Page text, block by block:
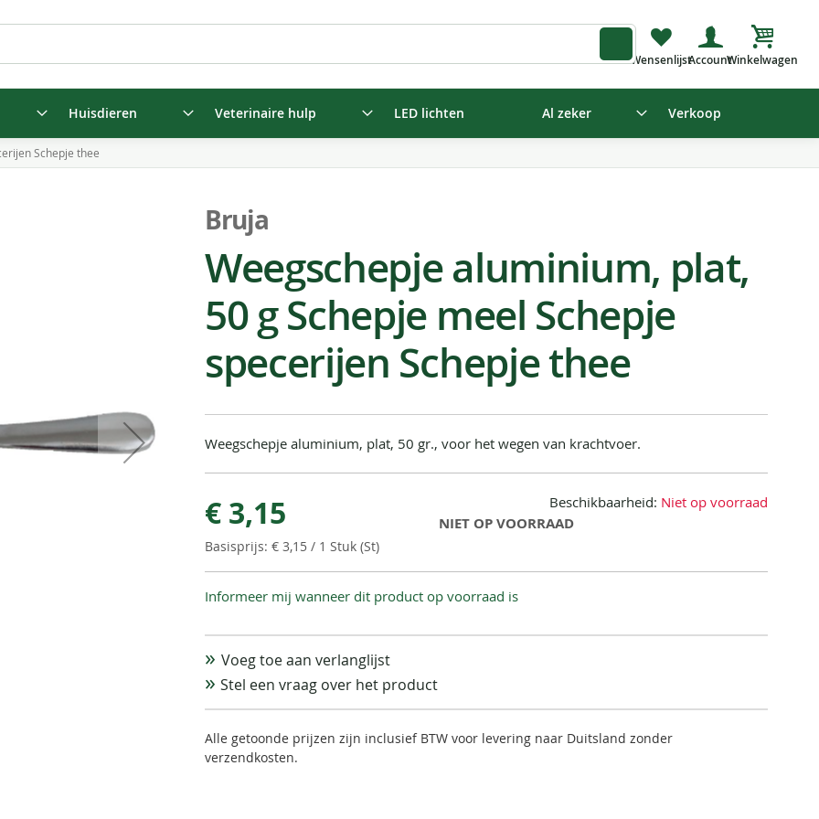
Huisdieren Veterinaire hulp LED lichten Al zeker Verkoop
Schepje thee
Bruja
Weegschepje aluminium, plat,
50 g Schepje meel Schepje
specerijen Schepje thee
Weegschepje aluminium, plat, 50 gr., voor het wegen van krachtvoer.
€ 3,15
€ 3,15 / 1 Stuk (St)
Beschikbaarheid: Niet op voorraad
NIET OP VOORRAAD
Informeer mij wanneer dit product op voorraad is
Voeg toe aan verlanglijst
Stel een vraag over het product
Alle getoonde prijzen zijn inclusief BTW voor levering naar Duitsland zonder
verzendkosten.